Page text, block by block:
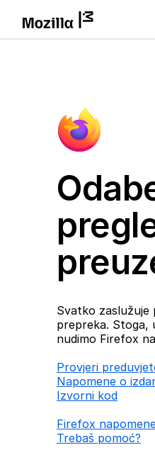
Svatko
prepreka. Stoga,
nudimo Firefox
Provjeri
Napomene o
Izvorni kod
Firefox
Trebaš pomoć?